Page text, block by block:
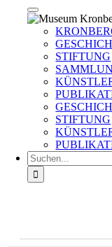
STIFTUNG
STIFTUNG
Suche
nach: